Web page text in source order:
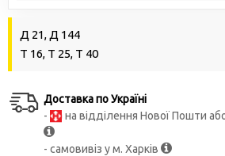
Д 21, Д 144
Т 16, Т 25, Т 40
Доставка по Україні
-
на відділення Нової Пошти
- самовивіз у м. Харків